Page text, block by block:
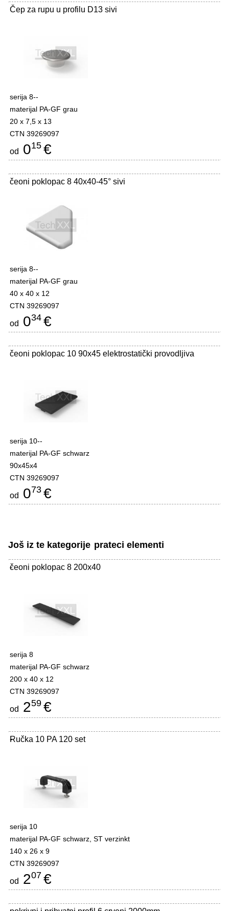
Čep za rupu u profilu D13 sivi
serija 8--
materijal PA-GF grau
20 x 7,5 x 13
CTN 39269097
od 015 €
čeoni poklopac 8 40x40-45° sivi
serija 8--
materijal PA-GF grau
40 x 40 x 12
CTN 39269097
od 034 €
čeoni poklopac 10 90x45 elektrostatički provodljiva
serija 10--
materijal PA-GF schwarz
90x45x4
CTN 39269097
od 073 €
Još iz te kategorije prateci elementi
čeoni poklopac 8 200x40
-
serija 8
materijal PA-GF schwarz
200 x 40 x 12
CTN 39269097
od 259 €
Ručka 10 PA 120 set
-
serija 10
materijal PA-GF schwarz, ST verzinkt
140 x 26 x 9
CTN 39269097
od 207 €